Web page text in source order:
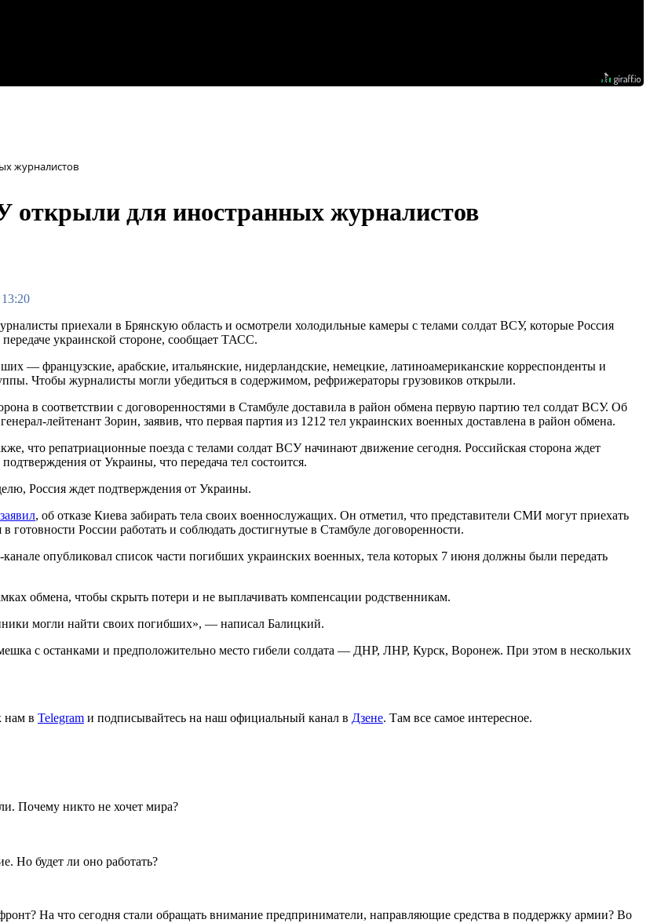
журналистов
открыли для иностранных журналистов
приехали в Брянскую область и осмотрели холодильные камеры с телами солдат ВСУ, которые Россия
передаче украинской стороне, сообщает ТАСС.
— французские, арабские, итальянские, нидерландские, немецкие, латиноамериканские корреспонденты и
Чтобы журналисты могли убедиться в содержимом, рефрижераторы грузовиков открыли.
в соответствии с договоренностями в Стамбуле доставила в район обмена первую партию тел солдат ВСУ. Об
лейтенант Зорин, заявив, что первая партия из 1212 тел украинских военных доставлена в район обмена.
что репатриационные поезда с телами солдат ВСУ начинают движение сегодня. Российская сторона ждет
от Украины, что передача тел состоится.
Россия ждет подтверждения от Украины.
заявил, об отказе Киева забирать тела своих военнослужащих. Он отметил, что представители СМИ могут приехать
России работать и соблюдать достигнутые в Стамбуле договоренности.
опубликовал список части погибших украинских военных, тела которых 7 июня должны были передать
обмена, чтобы скрыть потери и не выплачивать компенсации родственникам.
могли найти своих погибших», — написал Балицкий.
с останками и предположительно место гибели солдата — ДНР, ЛНР, Курск, Воронеж. При этом в нескольких
нам в Telegram и подписывайтесь на наш официальный канал в Дзене. Там все самое интересное.
Почему никто не хочет мира?
Но будет ли оно работать?
На что сегодня стали обращать внимание предприниматели, направляющие средства в поддержку армии? Во